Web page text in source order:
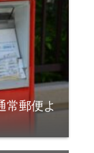
常郵便よ
エピソー
光興産と